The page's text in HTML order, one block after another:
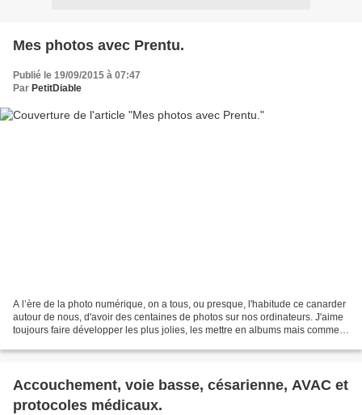
Mes photos avec Prentu.
Publié le 19/09/2015 à 07:47
Par PetitDiable
A l’ère de la photo numérique, on a tous, ou presque, l'habitude ce canarder
autour de nous, d'avoir des centaines de photos sur nos ordinateurs. J'aime
toujours faire développer les plus jolies, les mettre en albums mais comme
Accouchement, voie basse, césarienne, AVAC et
protocoles médicaux.